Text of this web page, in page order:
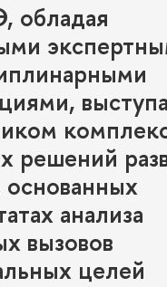
решений
основанных
анализа
вызово
целей